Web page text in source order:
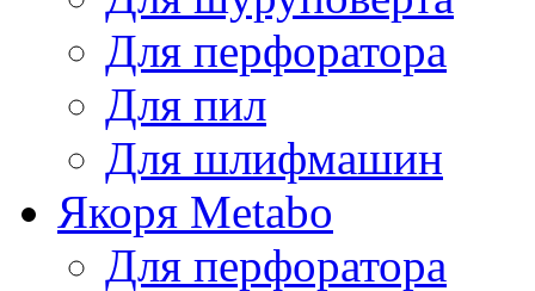
Для перфоратора
Для пил
Для шлифмашин
Якоря Metabo
Для перфоратора